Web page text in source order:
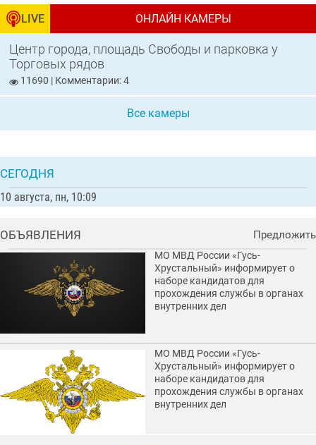
LIVE ОНЛАЙН КАМЕРЫ
Центр города, площадь Свободы и парковка у
Торговых рядов
11690 | Комментарии: 4
Все камеры
СЕГОДНЯ
10 августа, пн, 10:09
ОБЪЯВЛЕНИЯ Предложить
МО МВД России «Гусь-
Хрустальный» информирует о
наборе кандидатов для
прохождения службы в органах
внутренних дел
МО МВД России «Гусь-
Хрустальный» информирует о
наборе кандидатов для
прохождения службы в органах
внутренних дел